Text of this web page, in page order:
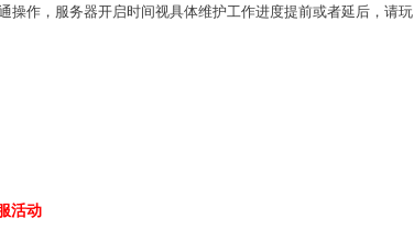
作，服务器开启时间视具体维护工作进度提前或者延后，请玩
活动